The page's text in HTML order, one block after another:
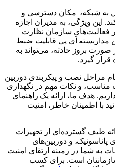
به شبکه، امکان دسترسی و
این ویژگی، به مدیران اجازه
فعالیت‌های سازمان نظارت
مداربسته آی پی قابلیت ضبط
صورت بروز حادثه، می‌تواند به
قرار گیرد.
مراحل نصب و پیکربندی دوربین
مناسب، و نکات مهم در نگهداری
هدف ما، ارائه یک راهنمای
با اطمینان خاطر، امنیت
طیف گسترده‌ای از تجهیزات
پاناسونیک، و دوربین‌های
به شما در زمینه ارتقای امنیت
است. برای کسب